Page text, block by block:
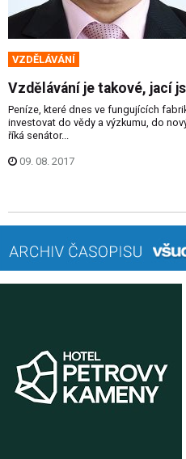
VZDĚLÁVÁNÍ
Vzdělávání je takové, jací
Peníze, které dnes ve fungujících
investovat do vědy a výzkumu, do
říká senátor...
09. 08. 2017